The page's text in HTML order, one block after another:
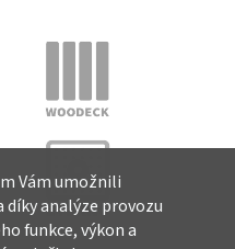
Vám umožnili
analýze provozu
funkce, výkon a